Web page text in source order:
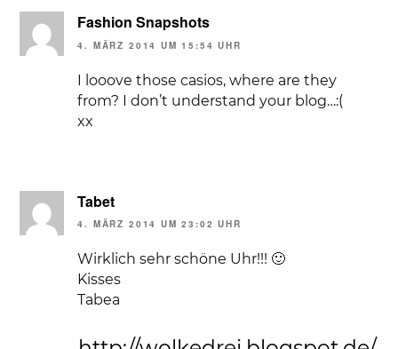
Fashion Snapshots
4. MÄRZ 2014 UM 15:54 UHR
I looove those casios, where are they
from? I don’t understand your blog…:(
xx
Tabet
4. MÄRZ 2014 UM 23:02 UHR
Wirklich sehr schöne Uhr!!! 🙂
Kisses
Tabea